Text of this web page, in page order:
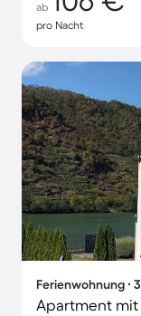
ab
pro Nacht
Ferienwohnung ∙
Apartment mit